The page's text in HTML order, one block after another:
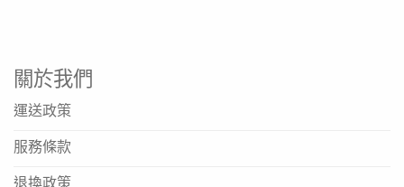
況亦十分常見。除非是因醫療需要的刻意減重，否則應在醫
護人員指導下飲用高能量高蛋白質醫學營養品來增加營養。
疫力及營養狀態，影響治療及康復進程。因此，需要穩定地
增加營養攝取，包括蛋白質、碳水化合物、維他命、礦物質
關於我們
運送政策
服務條款
退換政策